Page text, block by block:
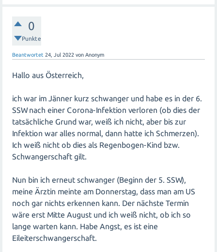
0
Punkte
Beantwortet 24, Jul 2022 von Anonym
Hallo aus Österreich,
ich war im Jänner kurz schwanger und habe es in der 6.
SSW nach einer Corona-Infektion verloren (ob dies der
tatsächliche Grund war, weiß ich nicht, aber bis zur
Infektion war alles normal, dann hatte ich Schmerzen).
Ich weiß nicht ob dies als Regenbogen-Kind bzw.
Schwangerschaft gilt.
Nun bin ich erneut schwanger (Beginn der 5. SSW),
meine Ärztin meinte am Donnerstag, dass man am US
noch gar nichts erkennen kann. Der nächste Termin
wäre erst Mitte August und ich weiß nicht, ob ich so
lange warten kann. Habe Angst, es ist eine
Eileiterschwangerschaft.